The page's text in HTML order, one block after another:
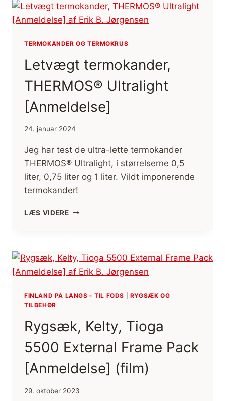
TUR
I
BØRNEBOG
TERMOKANDER OG TERMOKRUS
Letvægt termokander,
THERMOS® Ultralight
[Anmeldelse]
24. januar 2024
Jeg har test de ultra-lette termokander
THERMOS® Ultralight, i størrelserne 0,5
liter, 0,75 liter og 1 liter. Vildt imponerende
termokander!
LÆS VIDERELETVÆGT
FINLAND PÅ LANGS – TIL FODS
RYGSÆK OG
TILBEHØR
Rygsæk, Kelty, Tioga
5500 External Frame Pack
[Anmeldelse] (film)
29. oktober 2023